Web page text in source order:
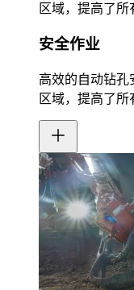
区域，提高了所
安全作业
高效的自动钻孔
区域，提高了所